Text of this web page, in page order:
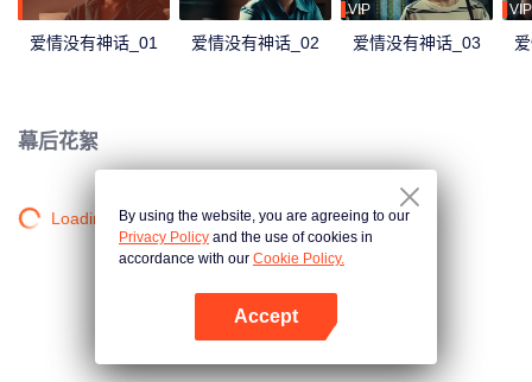
爱情没有神话_01 爱情没有神话_02
VIP
爱情没有神话_03
VIP
幕后花絮
Loading…By using the website, you are agreeing to our
Privacy Policy and the use of cookies in
accordance with our Cookie Policy.
Accept